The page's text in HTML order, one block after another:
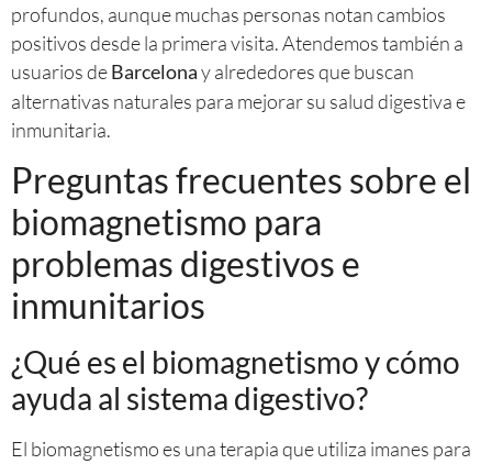
profundos, aunque muchas personas notan cambios
positivos desde la primera visita. Atendemos también a
usuarios deBarcelonay alrededores que buscan
alternativas naturales para mejorar su salud digestiva e
inmunitaria.
Preguntas frecuentes sobre el
biomagnetismo para
problemas digestivos e
inmunitarios
¿Qué es el biomagnetismo y cómo
ayuda al sistema digestivo?
El biomagnetismo es una terapia que utiliza imanes para